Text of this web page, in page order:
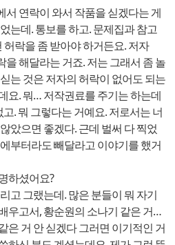
연락이 와서 작품을 싣겠다는 게
는데. 통보를 하고. 문제집과 참고
락을 좀 받아야 하거든요. 저자
해달라는 거죠. 저는 그래서 좀 놀
는 것은 저자의 허락이 없어도 되는
요. 뭐… 저작권료를 주기는 하는데
. 뭐 그렇다는 거예요. 저로서는 너
았으면 좋겠다. 근데 벌써 다 찍었
부터라도 빼달라고 이야기를 했거
하셨어요?
고 그랬는데. 많은 분들이 뭐 자기
우고서, 황순원의 소나기 같은 거…
은 거 안 싣겠다 그러면 이기적인 거